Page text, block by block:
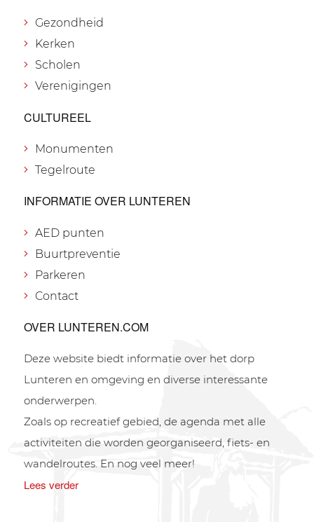
Gezondheid
Kerken
Scholen
Verenigingen
CULTUREEL
Monumenten
Tegelroute
INFORMATIE OVER LUNTEREN
AED punten
Buurtpreventie
Parkeren
Contact
OVER LUNTEREN.COM
Deze website biedt informatie over het dorp
Lunteren en omgeving en diverse interessante
onderwerpen.
Zoals op recreatief gebied, de agenda met alle
activiteiten die worden georganiseerd, fiets- en
wandelroutes. En nog veel meer!
Lees verder